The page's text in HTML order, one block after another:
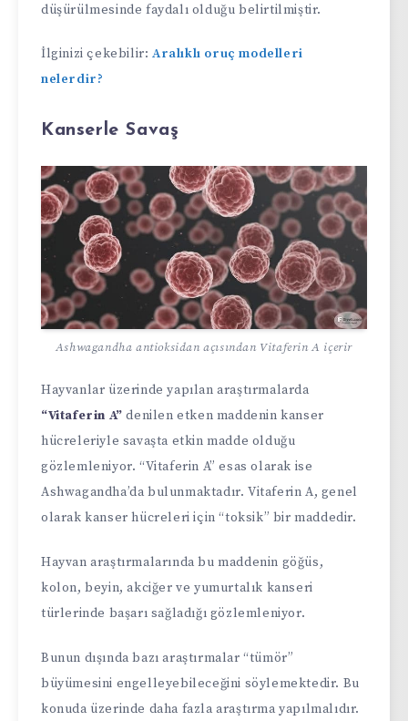
düşürülmesinde faydalı olduğu belirtilmiştir.
İlginizi çekebilir: Aralıklı oruç modelleri
nelerdir?
Kanserle Savaş
Ashwagandha antioksidan açısından Vitaferin A içerir
Hayvanlar üzerinde yapılan araştırmalarda
“Vitaferin A” denilen etken maddenin kanser
hücreleriyle savaşta etkin madde olduğu
gözlemleniyor. “Vitaferin A” esas olarak ise
Ashwagandha’da bulunmaktadır. Vitaferin A, genel
olarak kanser hücreleri için “toksik” bir maddedir.
Hayvan araştırmalarında bu maddenin göğüs,
kolon, beyin, akciğer ve yumurtalık kanseri
türlerinde başarı sağladığı gözlemleniyor.
Bunun dışında bazı araştırmalar “tümör”
büyümesini engelleyebileceğini söylemektedir. Bu
konuda üzerinde daha fazla araştırma yapılmalıdır.